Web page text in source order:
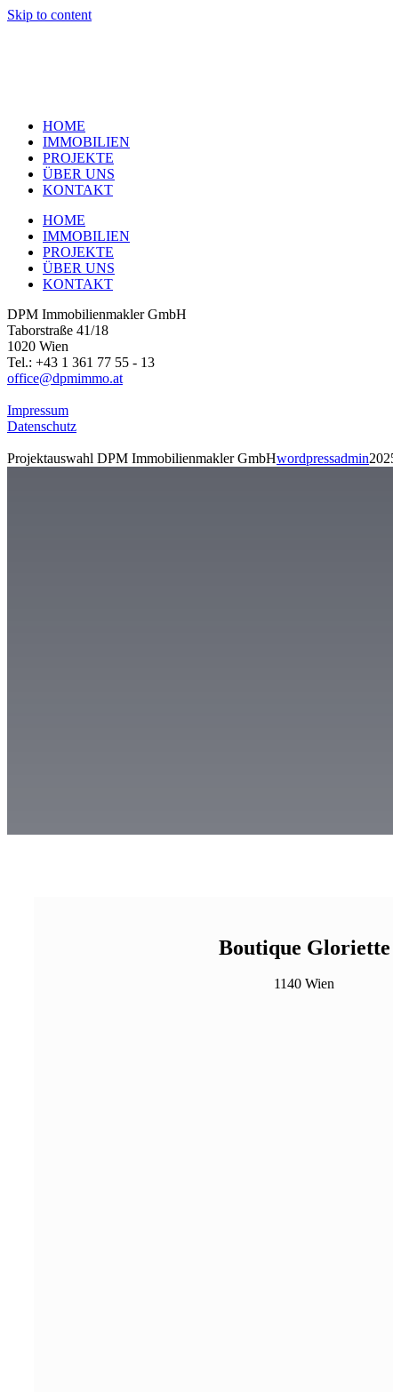
Skip to content
HOME
IMMOBILIEN
PROJEKTE
ÜBER UNS
KONTAKT
HOME
IMMOBILIEN
PROJEKTE
ÜBER UNS
KONTAKT
DPM Immobilienmakler GmbH
Taborstraße 41/18
1020 Wien
Tel.: +43 1 361 77 55 - 13
office@dpmimmo.at
Impressum
Datenschutz
Projektauswahl DPM Immobilienmakler GmbHwordpressadmin
Boutique Gloriette
1140 Wien